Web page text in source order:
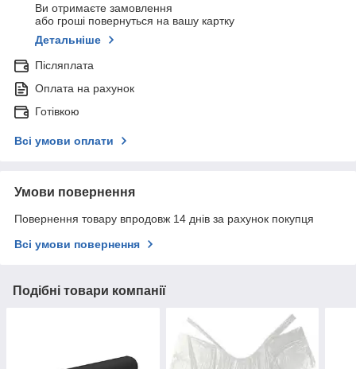
Ви отримаєте замовлення
або гроші повернуться на вашу картку
Детальніше
Післяплата
Оплата на рахунок
Готівкою
Всі умови оплати
Умови повернення
Повернення товару впродовж 14 днів за рахунок покупця
Всі умови повернення
Подібні товари компанії